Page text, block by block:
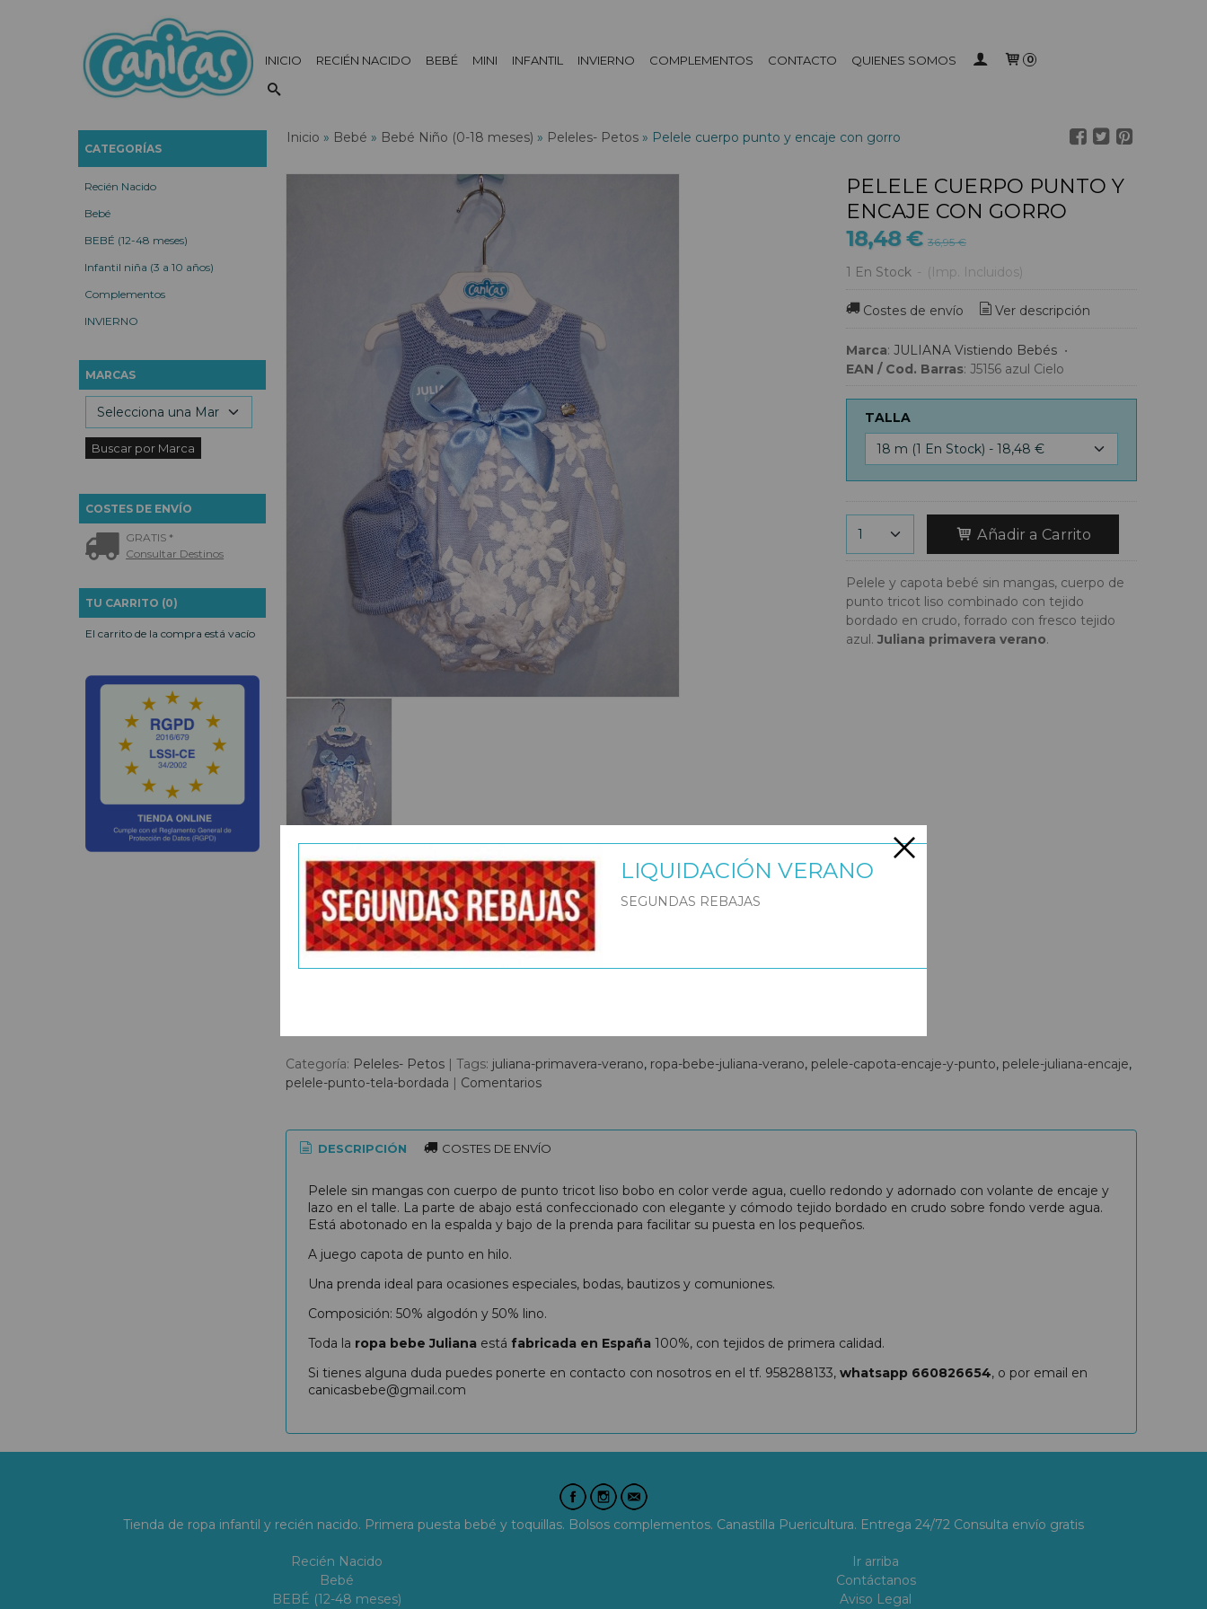
INICIO RECIÉN NACIDO BEBÉ MINI INFANTIL INVIERNO COMPLEMENTOS CONTACTO QUIENES SOMOS 0
CATEGORÍAS
Recién Nacido
Bebé
BEBÉ (12-48 meses)
Infantil niña (3 a 10 años)
Complementos
INVIERNO
MARCAS
COSTES DE ENVÍO
GRATIS *
Consultar Destinos
TU CARRITO (0)
El carrito de la compra está vacío
Inicio » Bebé » Bebé Niño (0-18 meses) » Peleles- Petos » Pelele cuerpo punto y encaje con gorro
PELELE CUERPO PUNTO Y
ENCAJE CON GORRO
18,48 € 36,95 €
1 En Stock - (Imp. Incluidos)
Costes de envío Ver descripción
Marca: JULIANA Vistiendo Bebés •
EAN / Cod. Barras: J5156 azul Cielo
TALLA
Añadir a Carrito
Pelele y capota bebé sin mangas, cuerpo de
punto tricot liso combinado con tejido
bordado en crudo, forrado con fresco tejido
azul. Juliana primavera verano.
Categoría: Peleles- Petos | Tags: juliana-primavera-verano ropa-bebe-juliana-verano pelele-capota-encaje-y-punto pelele-juliana-encaje
pelele-punto-tela-bordada | Comentarios
DESCRIPCIÓN COSTES DE ENVÍO
Pelele sin mangas con cuerpo de punto tricot liso bobo en color verde agua, cuello redondo y adornado con volante de encaje y
lazo en el talle. La parte de abajo está confeccionado con elegante y cómodo tejido bordado en crudo sobre fondo verde agua.
Está abotonado en la espalda y bajo de la prenda para facilitar su puesta en los pequeños.
A juego capota de punto en hilo.
Una prenda ideal para ocasiones especiales, bodas, bautizos y comuniones.
Composición: 50% algodón y 50% lino.
Toda la ropa bebe Juliana está fabricada en España100%, con tejidos de primera calidad.
Si tienes alguna duda puedes ponerte en contacto con nosotros en el tf. 958288133, whatsapp 660826654, o por email en
canicasbebe@gmail.com
Tienda de ropa infantil y recién nacido. Primera puesta bebé y toquillas. Bolsos complementos. Canastilla Puericultura. Entrega 24/72 Consulta envío gratis
Recién Nacido
Bebé
BEBÉ (12-48 meses)
Ir arriba
Contáctanos
Aviso Legal
LIQUIDACIÓN VERANO
SEGUNDAS REBAJAS